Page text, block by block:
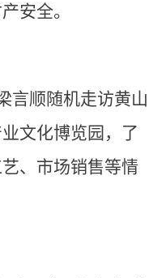
安全。
言顺随机走访黄山
文化博览园，了
、市场销售等情